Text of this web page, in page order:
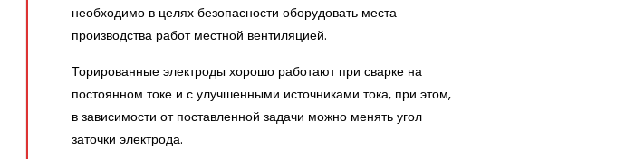
необходимо в целях безопасности оборудовать места
производства работ местной вентиляцией.
Торированные электроды хорошо работают при сварке на
постоянном токе и с улучшенными источниками тока, при этом,
в зависимости от поставленной задачи можно менять угол
заточки электрода.